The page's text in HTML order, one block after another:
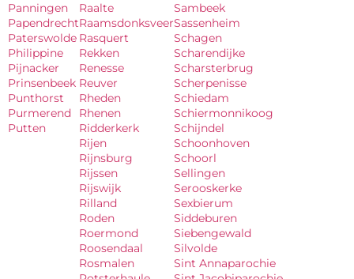
Panningen
Papendrecht
Paterswolde
Philippine
Pijnacker
Prinsenbeek
Punthorst
Purmerend
Putten
Raalte
Raamsdonksveer
Rasquert
Rekken
Renesse
Reuver
Rheden
Rhenen
Ridderkerk
Rijen
Rijnsburg
Rijssen
Rijswijk
Rilland
Roden
Roermond
Roosendaal
Rosmalen
Sambeek
Sassenheim
Schagen
Scharendijke
Scharsterbrug
Scherpenisse
Schiedam
Schiermonnikoog
Schijndel
Schoonhoven
Schoorl
Sellingen
Serooskerke
Sexbierum
Siddeburen
Siebengewald
Silvolde
Sint Annaparochie